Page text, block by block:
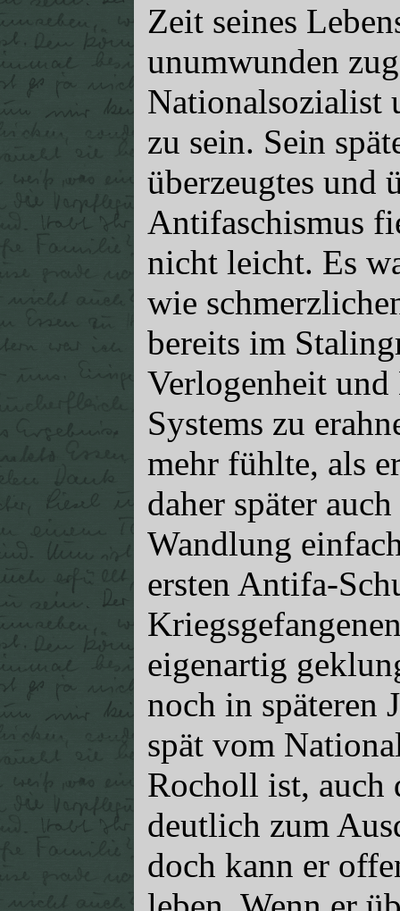
Zeit seines
unumwunden
Nationalsozialist
zu sein. Sein
überzeugtes und
Antifaschismus
nicht leicht. Es
wie
bereits im
Verlogenheit
Systems zu
mehr fühlte, als
daher später
Wandlung
ersten Antifa-
eigenartig
noch in späteren
spät vom
Rocholl ist, auch
deutlich zum
doch kann er